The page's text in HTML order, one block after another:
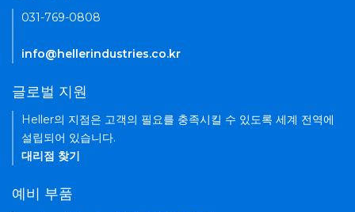
031-769-0808
info@hellerindustries.co.kr
글로벌 지원
Heller의 지점은 고객의 필요를 충족시킬 수 있도록 세계 전역에
설립되어 있습니다.
대리점 찾기
예비 부품